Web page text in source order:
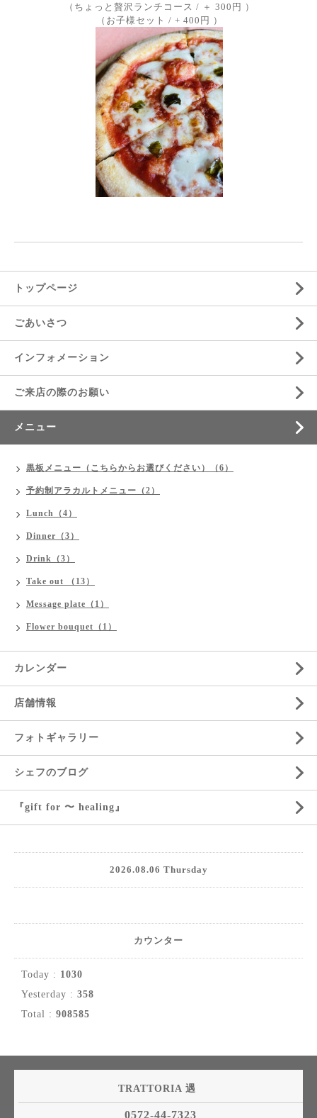
（ちょっと贅沢ランチコース / ＋ 300円 ）
（お子様セット / + 400円 ）
トップページ
ごあいさつ
インフォメーション
ご来店の際のお願い
メニュー
黒板メニュー（こちらからお選びください）（6）
予約制アラカルトメニュー（2）
Lunch（4）
Dinner（3）
Drink（3）
Take out （13）
Message plate（1）
Flower bouquet（1）
カレンダー
店舗情報
フォトギャラリー
シェフのブログ
『gift for 〜 healing』
2026.08.06 Thursday
カウンター
Today : 1030
Yesterday : 358
Total : 908585
TRATTORIA 遇
0572-44-7323